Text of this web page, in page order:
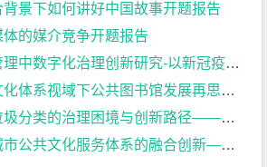
景下如何讲好中国故事开题报告
的媒介竞争开题报告
化治理创新研究-以新冠疫情“健康码”推行为例开题报告
域下公共图书馆发展再思考——以南京图书馆为例开题报告
的治理困境与创新路径——以南京市为例开题报告
服务体系的融合创新——基于空间、弹性、制度三要素的研究开题报告